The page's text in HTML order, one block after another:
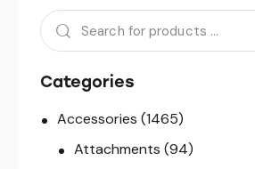
Categories
Accessories (1465)
Attachments (94)